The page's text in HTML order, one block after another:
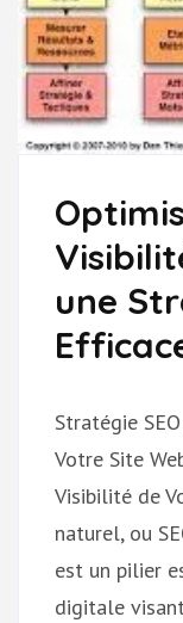
une
Stratégie
Votre Site
Visibilité de
naturel, ou
est un pilier
digitale